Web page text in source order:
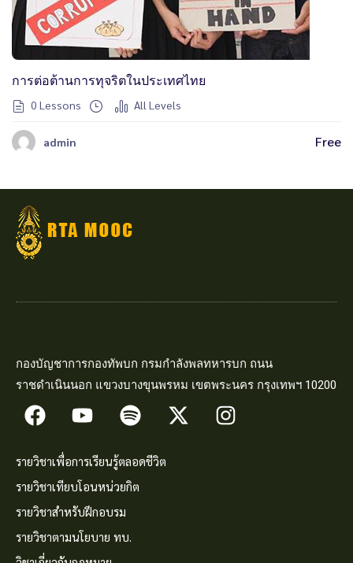
การต่อต้านการทุจริตในประเทศไทย
0 Lessons
All Levels
admin Free
กองบัญชาการกองทัพบก กรมกำลังพลทหารบก ถนน
ราชดำเนินนอก แขวงบางขุนพรหม เขตพระนคร กรุงเทพฯ 10200
รายวิชาเพื่อการเรียนรู้ตลอดชีวิต
รายวิชาเทียบโอนหน่วยกิต
รายวิชาสำหรับฝึกอบรม
รายวิชาตามนโยบาย ทบ.